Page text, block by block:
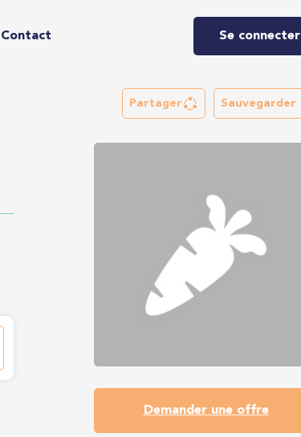
Contact Se connecter
Partager Sauvegarder
Demander une offre